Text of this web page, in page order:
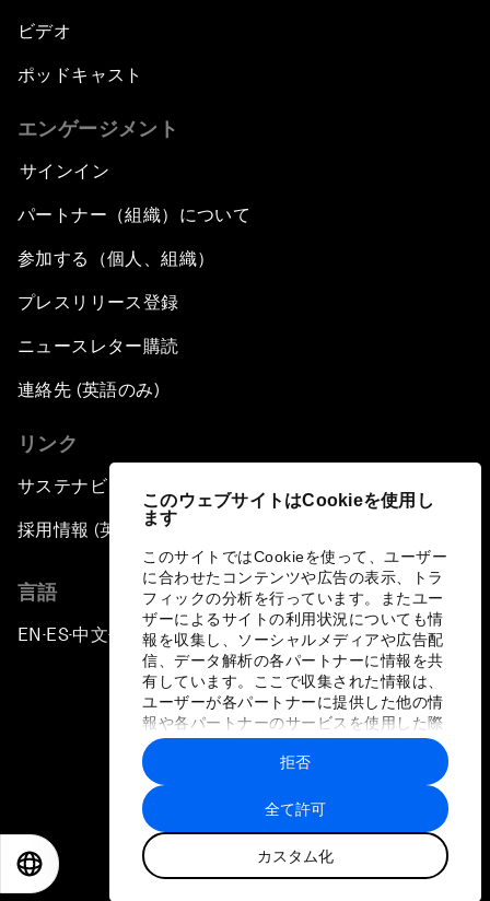
このウェブサイトはCookieを使用し
ます
このサイトではCookieを使って、ユーザー
に合わせたコンテンツや広告の表示、トラ
フィックの分析を行っています。またユー
ザーによるサイトの利用状況についても情
報を収集し、ソーシャルメディアや広告配
信、データ解析の各パートナーに情報を共
有しています。ここで収集された情報は、
ユーザーが各パートナーに提供した他の情
報や各パートナーのサービスを使用した際
に収集された情報と組み合わされ、各パー
トナーによって使用されることがありま
す。
全て許可
カスタム化
拒否
ビデオ
ポッドキャスト
エンゲージメント
サインイン
パートナー（組織）について
参加する（個人、組織）
プレスリリース登録
ニュースレター購読
連絡先 (英語のみ)
リンク
サステナビリティへの取り組み
採用情報 (英語のみ)
言語
EN ▪ES▪中文▪ 日本語
プライバシーポリシーと利用規約
サイトマップ
©
世界経済フォーラム